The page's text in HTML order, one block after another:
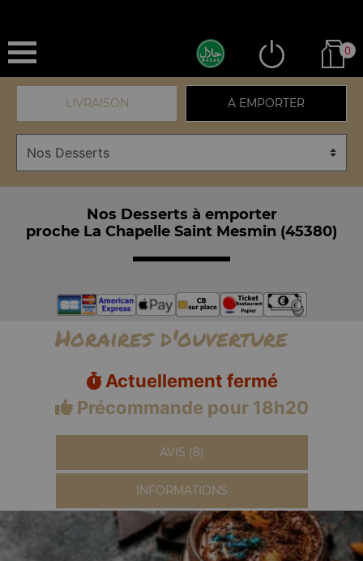
0
LIVRAISON A EMPORTER
Nos Desserts à emporter
proche La Chapelle Saint Mesmin (45380)
Horaires d'ouverture
Actuellement fermé
Précommande pour 18h20
AVIS (8)
INFORMATIONS